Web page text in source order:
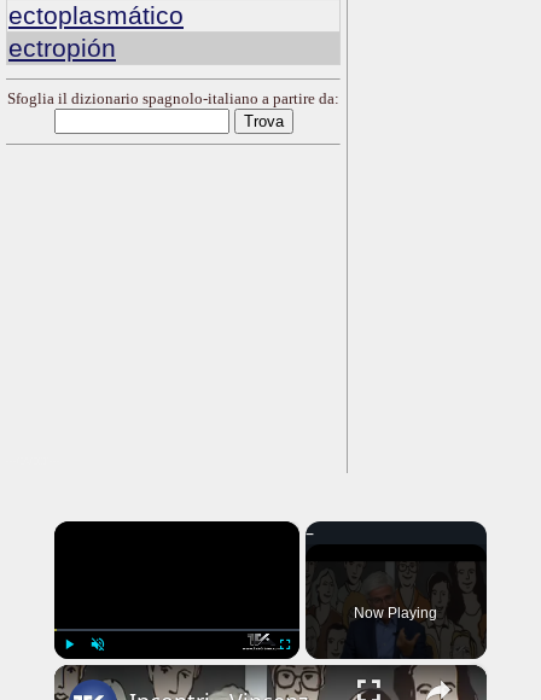
ectoplasmático
ectropión
Sfoglia il dizionario spagnolo-italiano a partire da:
×
Play Fullscreen
Now Playing
×